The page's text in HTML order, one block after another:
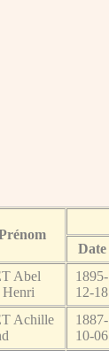
Date
Abel
Henri
1895-
12-18
Achille
1887-
10-06